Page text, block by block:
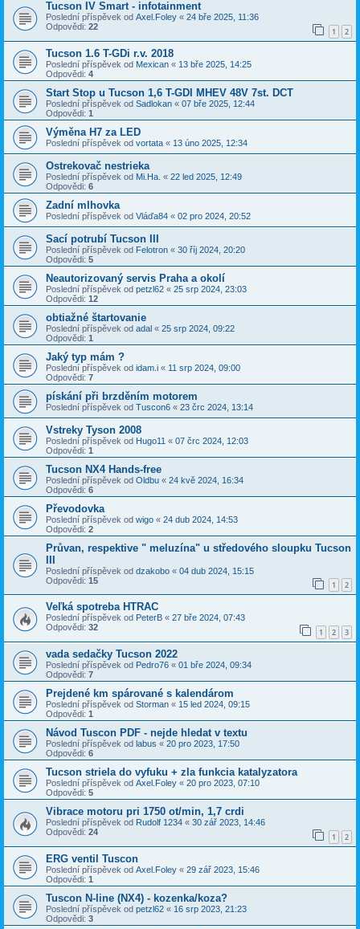
Tucson IV Smart - infotainment
Poslední příspěvek od Axel.Foley « 24 bře 2025, 11:36
Odpovědi: 22 1 2
Tucson 1.6 T-GDi r.v. 2018
Poslední příspěvek od Mexican « 13 bře 2025, 14:25
Odpovědi: 4
Start Stop u Tucson 1,6 T-GDI MHEV 48V 7st. DCT
Poslední příspěvek od Sadlokan « 07 bře 2025, 12:44
Odpovědi: 1
Výměna H7 za LED
Poslední příspěvek od vortata « 13 úno 2025, 12:34
Ostrekovač nestrieka
Poslední příspěvek od Mi.Ha. « 22 led 2025, 12:49
Odpovědi: 6
Zadní mlhovka
Poslední příspěvek od Vláďa84 « 02 pro 2024, 20:52
Sací potrubí Tucson III
Poslední příspěvek od Felotron « 30 říj 2024, 20:20
Odpovědi: 5
Neautorizovaný servis Praha a okolí
Poslední příspěvek od petzl62 « 25 srp 2024, 23:03
Odpovědi: 12
obtiažné štartovanie
Poslední příspěvek od adal « 25 srp 2024, 09:22
Odpovědi: 1
Jaký typ mám ?
Poslední příspěvek od idam.i « 11 srp 2024, 09:00
Odpovědi: 7
pískání při brzděním motorem
Poslední příspěvek od Tuscon6 « 23 črc 2024, 13:14
Vstreky Tyson 2008
Poslední příspěvek od Hugo11 « 07 črc 2024, 12:03
Odpovědi: 1
Tucson NX4 Hands-free
Poslední příspěvek od Oldbu « 24 kvě 2024, 16:34
Odpovědi: 6
Převodovka
Poslední příspěvek od wigo « 24 dub 2024, 14:53
Odpovědi: 2
Průvan, respektive " meluzína" u středového sloupku Tucson
III
Poslední příspěvek od dzakobo « 04 dub 2024, 15:15
Odpovědi: 15 1 2
Veľká spotreba HTRAC
Poslední příspěvek od PeterB « 27 bře 2024, 07:43
Odpovědi: 32 1 2 3
vada sedačky Tucson 2022
Poslední příspěvek od Pedro76 « 01 bře 2024, 09:34
Odpovědi: 7
Prejdené km spárované s kalendárom
Poslední příspěvek od Storman « 15 led 2024, 09:15
Odpovědi: 1
Návod Tuscon PDF - nejde hledat v textu
Poslední příspěvek od labus « 20 pro 2023, 17:50
Odpovědi: 6
Tucson striela do vyfuku + zla funkcia katalyzatora
Poslední příspěvek od Axel.Foley « 20 pro 2023, 07:10
Odpovědi: 5
Vibrace motoru pri 1750 ot/min, 1,7 crdi
Poslední příspěvek od Rudolf 1234 « 30 zář 2023, 14:46
Odpovědi: 24 1 2
ERG ventil Tuscon
Poslední příspěvek od Axel.Foley « 29 zář 2023, 15:46
Odpovědi: 1
Tuscon N-line (NX4) - kozenka/koza?
Poslední příspěvek od petzl62 « 16 srp 2023, 21:23
Odpovědi: 3